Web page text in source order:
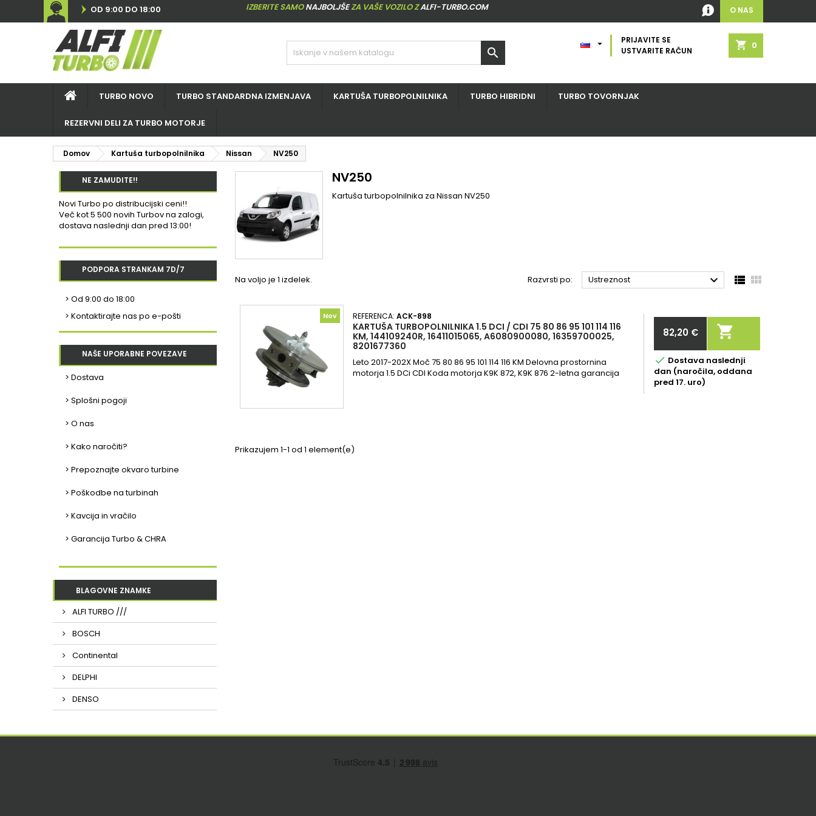
OD 9:00 DO 18:00 IZBERITE SAMONAJBOLJŠEZA VAŠE VOZILO ZALFI-TURBO.COM O NAS
shopping_cart 0
PRIJAVITE SE
USTVARITE RAČUN


TURBO NOVO TURBO STANDARDNA IZMENJAVA KARTUŠA TURBOPOLNILNIKA TURBO HIBRIDNI TURBO TOVORNJAK
REZERVNI DELI ZA TURBO MOTORJE
Domov Kartuša turbopolnilnika Nissan NV250
NE ZAMUDITE!!
Novi Turbo po distribucijski ceni!!
Več kot 5 500 novih Turbov na zalogi,
dostava naslednji dan pred 13:00!
PODPORA STRANKAM 7D/7
> Od 9:00 do 18:00
> Kontaktirajte nas po e-pošti
NAŠE UPORABNE POVEZAVE
> Dostava
> Splošni pogoji
> O nas
> Kako naročiti?
> Prepoznajte okvaro turbine
> Poškodbe na turbinah
> Kavcija in vračilo
> Garancija Turbo & CHRA
BLAGOVNE ZNAMKE
ALFI TURBO ///
BOSCH
Continental
DELPHI
DENSO
NV250
Kartuša turbopolnilnika za Nissan NV250
Na voljo je 1 izdelek. Razvrsti po: Ustreznost   
Nov REFERENCA:ACK-898
KARTUŠA TURBOPOLNILNIKA 1.5 DCI / CDI 75 80 86 95 101 114 116
KM, 144109240R, 16411015065, A6080900080, 16359700025,
8201677360
Leto 2017-202X Moč 75 80 86 95 101 114 116 KM Delovna prostornina
motorja 1.5 DCi CDI Koda motorja K9K 872, K9K 876 2-letna garancija
Cena
82,20 € 
 Dostava naslednji
dan (naročila, oddana
pred 17. uro)
Prikazujem 1-1 od 1 element(e)